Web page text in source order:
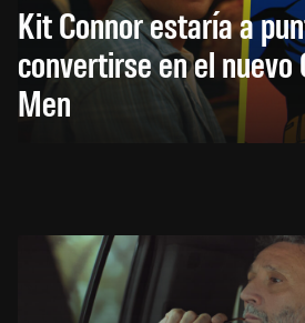
Kit Connor estaría a
convertirse en el nuevo
Men